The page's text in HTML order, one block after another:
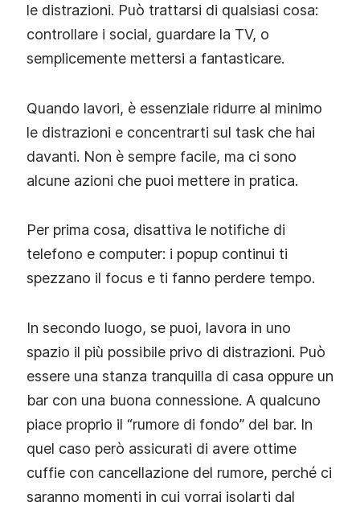
le distrazioni. Può trattarsi di qualsiasi cosa:
controllare i social, guardare la TV, o
semplicemente mettersi a fantasticare.
Quando lavori, è essenziale ridurre al minimo
le distrazioni e concentrarti sul task che hai
davanti. Non è sempre facile, ma ci sono
alcune azioni che puoi mettere in pratica.
Per prima cosa, disattiva le notifiche di
telefono e computer: i popup continui ti
spezzano il focus e ti fanno perdere tempo.
In secondo luogo, se puoi, lavora in uno
spazio il più possibile privo di distrazioni. Può
essere una stanza tranquilla di casa oppure un
bar con una buona connessione. A qualcuno
piace proprio il “rumore di fondo” del bar. In
quel caso però assicurati di avere ottime
cuffie con cancellazione del rumore, perché ci
saranno momenti in cui vorrai isolarti dal